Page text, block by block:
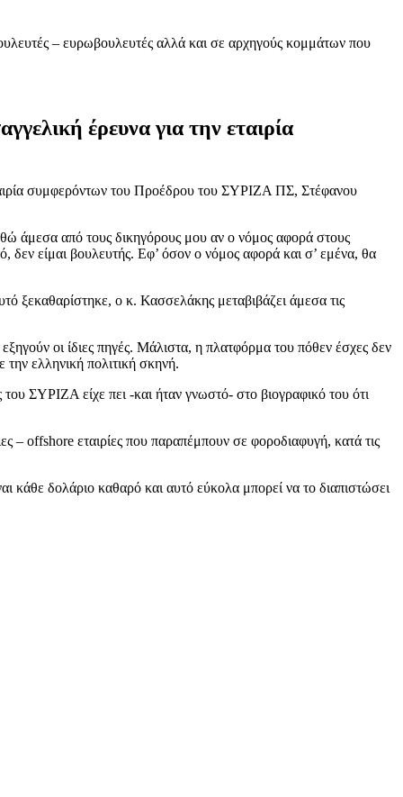
– ευρωβουλευτές αλλά και σε αρχηγούς κομμάτων που
έρευνα για την εταιρία
συμφερόντων του Προέδρου του ΣΥΡΙΖΑ ΠΣ, Στέφανου
άμεσα από τους δικηγόρους μου αν ο νόμος αφορά στους
δεν είμαι βουλευτής. Εφ’ όσον ο νόμος αφορά και σ’ εμένα, θα
ξεκαθαρίστηκε, ο κ. Κασσελάκης μεταβιβάζει άμεσα τις
οι ίδιες πηγές. Μάλιστα, η πλατφόρμα του πόθεν έσχες δεν
ελληνική πολιτική σκηνή.
ΣΥΡΙΖΑ είχε πει -και ήταν γνωστό- στο βιογραφικό του ότι
– offshore εταιρίες που παραπέμπουν σε φοροδιαφυγή, κατά τις
δολάριο καθαρό και αυτό εύκολα μπορεί να το διαπιστώσει